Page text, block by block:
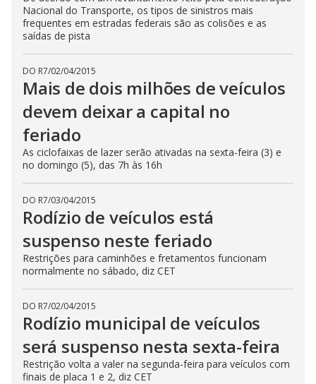
Nacional do Transporte, os tipos de sinistros mais
frequentes em estradas federais são as colisões e as
saídas de pista
DO R7/02/04/2015
Mais de dois milhões de veículos
devem deixar a capital no
feriado
As ciclofaixas de lazer serão ativadas na sexta-feira (3) e
no domingo (5), das 7h às 16h
DO R7/03/04/2015
Rodízio de veículos está
suspenso neste feriado
Restrições para caminhões e fretamentos funcionam
normalmente no sábado, diz CET
DO R7/02/04/2015
Rodízio municipal de veículos
será suspenso nesta sexta-feira
Restrição volta a valer na segunda-feira para veículos com
finais de placa 1 e 2, diz CET